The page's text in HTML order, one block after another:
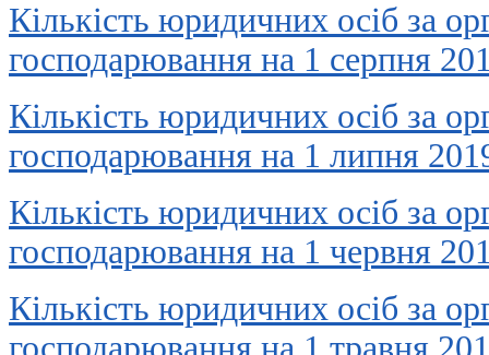
Кількість юридичних осіб за
господарювання на 1 серпня
Кількість юридичних осіб за
господарювання на 1 липня
Кількість юридичних осіб за
господарювання на 1 червня
Кількість юридичних осіб за